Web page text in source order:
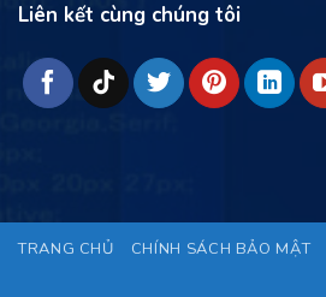
Liên kết cùng chúng tôi
TRANG CHỦ CHÍNH SÁCH BẢO MẬT